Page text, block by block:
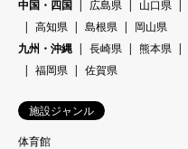
中国・四国
広島県 山口県
高知県
島根県
岡山県
九州・沖縄
長崎県 熊本県
福岡県
佐賀県
施設ジャンル
体育館